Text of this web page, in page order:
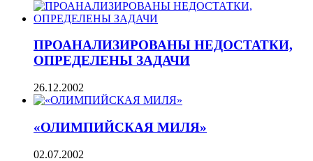
ПРОАНАЛИЗИРОВАНЫ НЕДОСТАТКИ,
ОПРЕДЕЛЕНЫ ЗАДАЧИ
26.12.2002
«ОЛИМПИЙСКАЯ МИЛЯ»
02.07.2002